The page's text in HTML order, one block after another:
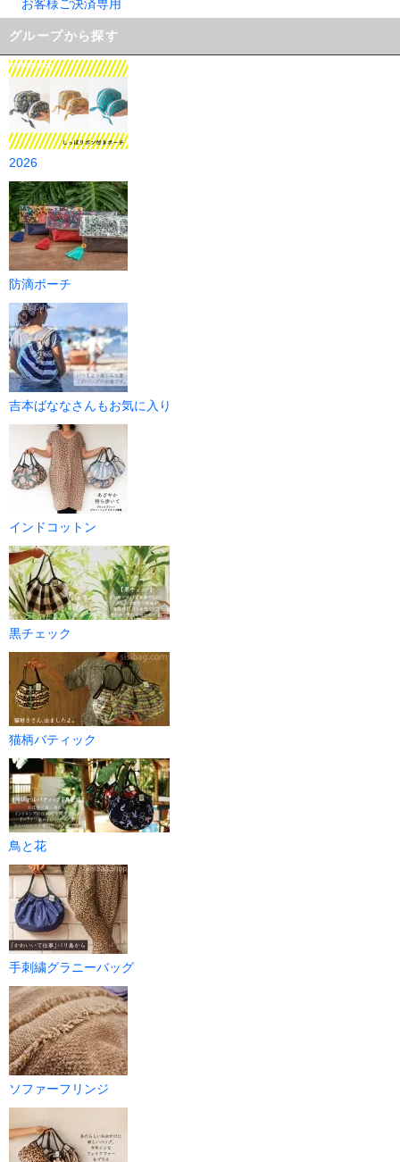
お客様ご決済専用
グループから探す
2026
防滴ポーチ
吉本ばななさんもお気に入り
インドコットン
黒チェック
猫柄バティック
鳥と花
手刺繍グラニーバッグ
ソファーフリンジ